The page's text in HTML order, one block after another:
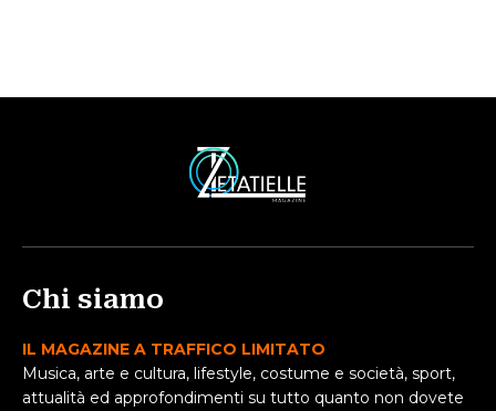
Chi siamo
IL MAGAZINE A TRAFFICO LIMITATO
Musica, arte e cultura, lifestyle, costume e società, sport,
attualità ed approfondimenti su tutto quanto non dovete